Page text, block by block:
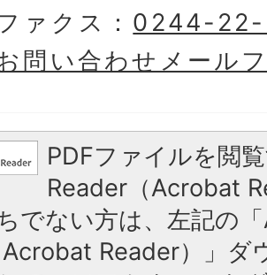
ァクス： 0244-
問い合わせメール
PDFファイルを閲
Reader（Acrobat
でない方は、左記の
Reader）」ダ